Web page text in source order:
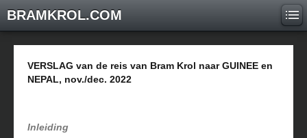
BRAMKROL.COM
VERSLAG van de reis van Bram Krol naar GUINEE en
NEPAL, nov./dec. 2022
Inleiding